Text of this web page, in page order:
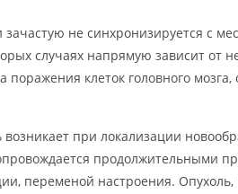
не синхронизируется с
случаях напрямую зависит от
клеток головного мозга,
возникает при локализации
продолжительными
переменой настроения.